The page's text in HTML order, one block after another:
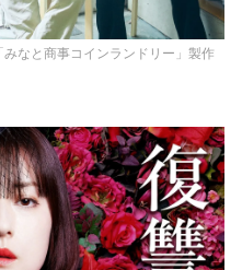
なと商事コインランドリー」製作